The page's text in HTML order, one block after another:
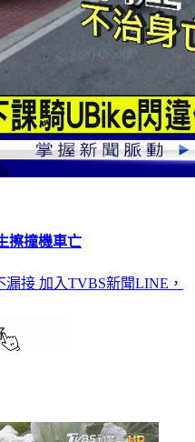
擦撞機車亡
漏接加入TVBS新聞LINE，